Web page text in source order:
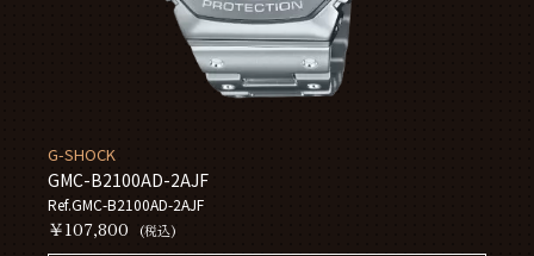
G-SHOCK
GMC-B2100AD-2AJF
Ref.GMC-B2100AD-2AJF
￥107,800 (税込)